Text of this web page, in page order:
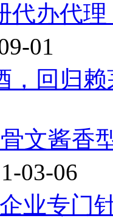
代办代
01
，回归
文酱香
03-06
业专门